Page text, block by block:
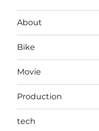
About
Bike
Movie
Production
tech